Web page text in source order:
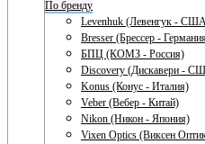
По бренду
Levenhuk (Левенгук -
Bresser (Брессер -
БПЦ (КОМЗ - Россия)
Discovery (Дискавери -
Konus (Конус - Италия)
Veber (Вебер - Китай)
Nikon (Никон - Япония)
Vixen Optics (Виксен